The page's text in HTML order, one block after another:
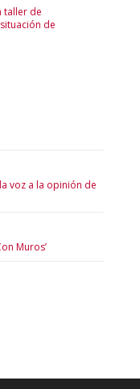
taller de
de
voz a la opinión de
Muros’